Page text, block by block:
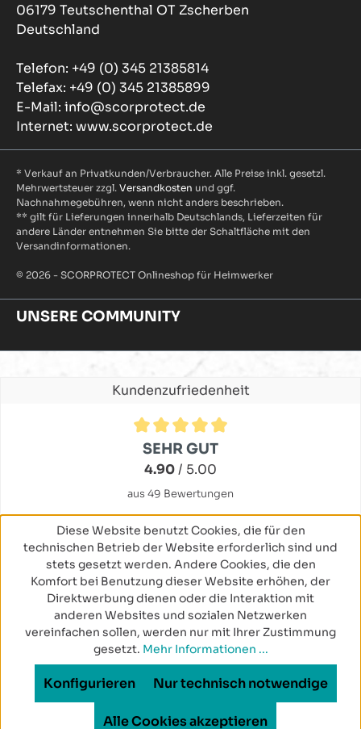
06179 Teutschenthal OT Zscherben
Deutschland
Telefon: +49 (0) 345 21385814
Telefax: +49 (0) 345 21385899
E-Mail: info@scorprotect.de
Internet: www.scorprotect.de
* Verkauf an Privatkunden/Verbraucher. Alle Preise inkl. gesetzl.
Mehrwertsteuer zzgl. Versandkosten und ggf.
Nachnahmegebühren, wenn nicht anders beschrieben.
** gilt für Lieferungen innerhalb Deutschlands, Lieferzeiten für
andere Länder entnehmen Sie bitte der Schaltfläche mit den
Versandinformationen.
© 2026 - SCORPROTECT Onlineshop für Heimwerker
UNSERE COMMUNITY
Kundenzufriedenheit
Durchschnittliche Bewertung von 4.9 von 5 Sternen
SEHR GUT
4.90/ 5.00
aus 49 Bewertungen
Diese Website benutzt Cookies, die für den
technischen Betrieb der Website erforderlich sind und
stets gesetzt werden. Andere Cookies, die den
Komfort bei Benutzung dieser Website erhöhen, der
Direktwerbung dienen oder die Interaktion mit
anderen Websites und sozialen Netzwerken
vereinfachen sollen, werden nur mit Ihrer Zustimmung
gesetzt. Mehr Informationen ...
Nur technisch notwendige
Konfigurieren
Alle Cookies akzeptieren